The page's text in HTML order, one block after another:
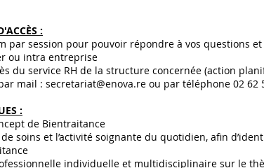
:
par session pour pouvoir répondre à vos questions
ou intra entreprise
du service RH de la structure concernée (action
mail : secretariat@enova.re ou par téléphone 02 62
:
de Bientraitance
soins et l’activité soignante du quotidien, afin
individuelle et multidisciplinaire sur le